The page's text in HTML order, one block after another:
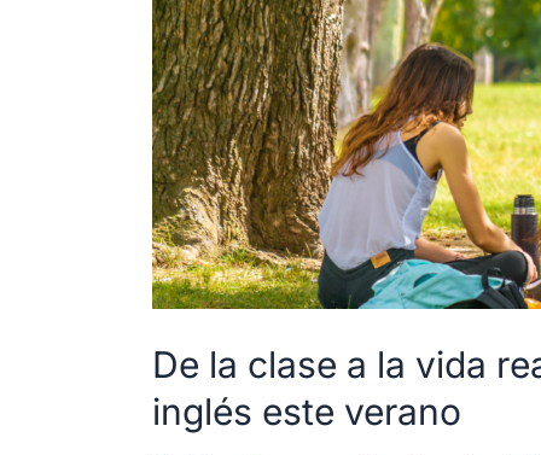
De la clase a la vida
inglés este verano
De
la
clase
a
la
vida
real:
7
para
usar